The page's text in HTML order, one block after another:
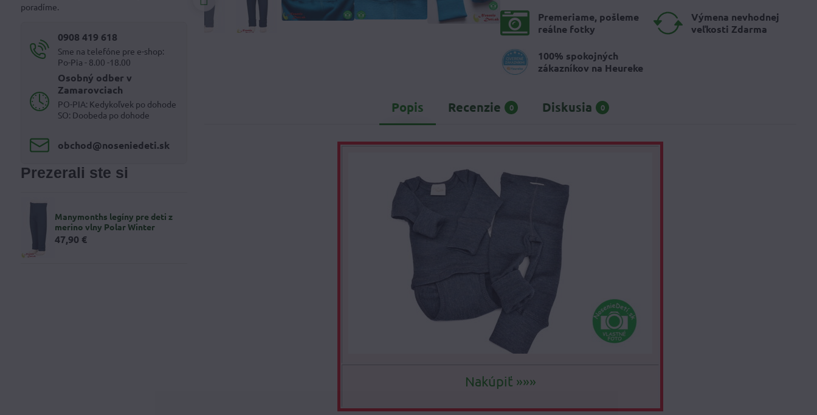
Premeriame, pošleme
reálne fotky
Výmena nevhodnej
veľkosti Zdarma
100% spokojných
zákazníkov na Heureke
Popis Recenzie 0 Diskusia 0
Nakúpiť »»»
poradíme.
0908 419 618
Sme na telefóne pre e-shop:
Po-Pia - 8.00 -18.00
Osobný odber v
Zamarovciach
PO-PIA: Kedykoľvek po dohode
SO: Doobeda po dohode
obchod​@noseniedeti​.sk
Prezerali ste si
Manymonths legíny pre deti z
merino vlny Polar Winter
47,90 €